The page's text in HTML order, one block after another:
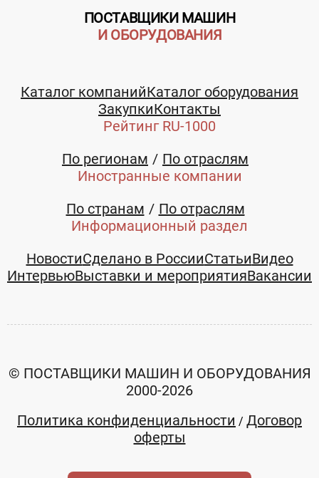
ПОСТАВЩИКИ МАШИН
И ОБОРУДОВАНИЯ
Каталог компанийКаталог оборудования
ЗакупкиКонтакты
Рейтинг RU-1000
По регионам
По отраслям
Иностранные компании
По странам
По отраслям
Информационный раздел
НовостиСделано в РоссииСтатьиВидео
ИнтервьюВыставки и мероприятияВакансии
© ПОСТАВЩИКИ МАШИН И ОБОРУДОВАНИЯ
2000-2026
Политика конфиденциальности / Договор
оферты